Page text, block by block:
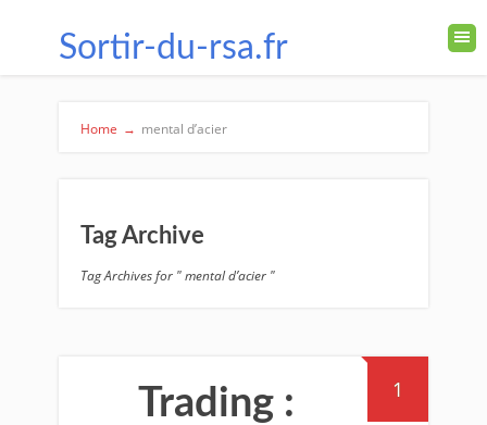
Sortir-du-rsa.fr
Home → mental d’acier
Tag Archive
Tag Archives for " mental d’acier "
1
Trading :